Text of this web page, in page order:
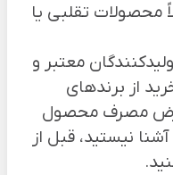
محصولات تقلبی یا
معتبر و
از برند‌های
مصرف محصول
نیستید، قبل از